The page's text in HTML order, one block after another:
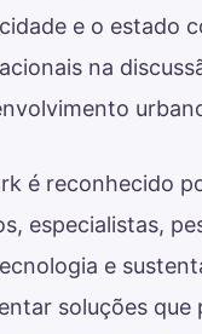
e o estado
na
é reconhecido
especialistas,
e
soluções que